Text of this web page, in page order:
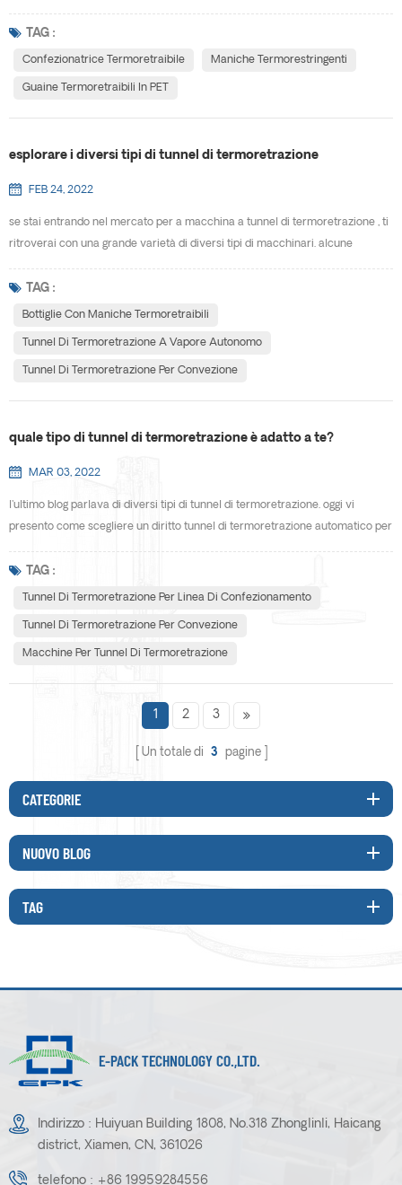
determineranno quali materiali funzioneranno meglio per il tuo particolare
progetto. i materiali disponibili includono: animale domestico (G) , PVC, OPS
TAG :
Confezionatrice Termoretraibile Maniche Termorestringenti
Guaine Termoretraibili In PET
esplorare i diversi tipi di tunnel di termoretrazione
FEB 24, 2022
se stai entrando nel mercato per a macchina a tunnel di termoretrazione , ti
ritroverai con una grande varietà di diversi tipi di macchinari. alcune
di termoretrazione è progettato per funzionare per applicazioni specifiche.
cos'è esattamente un tunnel di termoretrazione? un tunnel di
TAG :
Bottiglie Con Maniche Termoretraibili
Tunnel Di Termoretrazione A Vapore Autonomo
Tunnel Di Termoretrazione Per Convezione
quale tipo di tunnel di termoretrazione è adatto a te?
MAR 03, 2022
l'ultimo blog parlava di diversi tipi di tunnel di termoretrazione. oggi vi
presento come scegliere un diritto tunnel di termoretrazione automatico per
rispondere tu stesso ad alcune domande. ecco alcune considerazioni su cui
riflettere quando cerchi di capire quale tipo di tunnel di termoretrazione è
TAG :
Tunnel Di Termoretrazione Per Linea Di Confezionamento
Tunnel Di Termoretrazione Per Convezione
Macchine Per Tunnel Di Termoretrazione
1 2 3
Un totale di 3 pagine
CATEGORIE
NUOVO BLOG
TAG
E-PACK TECHNOLOGY CO.,LTD.
Indirizzo : Huiyuan Building 1808, No.318 Zhonglinli, Haicang
district, Xiamen, CN, 361026
telefono : +86 19959284556